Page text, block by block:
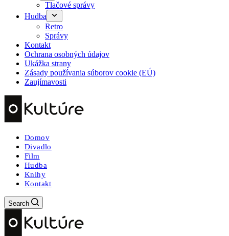
Tlačové správy
Hudba
Retro
Správy
Kontakt
Ochrana osobných údajov
Ukážka strany
Zásady používania súborov cookie (EÚ)
Zaujímavosti
Domov
Divadlo
Film
Hudba
Knihy
Kontakt
Search